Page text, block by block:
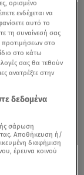
ορισμένο
ενδέχεται να
αυτό το
τη συναίνεσή σας
προτιμήσεων στο
στο κάτω
σας θα τεθούν
ανατρέξτε στην
δεδομένα
σάρωση
Αποθήκευση ή/
διαφήμιση
έρευνα κοινού